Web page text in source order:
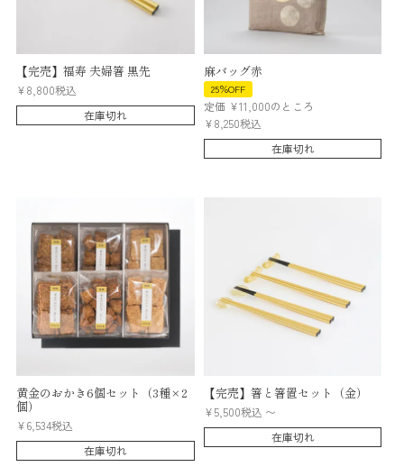
【完売】福寿 夫婦箸 黒先
¥8,800税込
在庫切れ
麻バッグ赤
25％OFF
定価 ¥11,000のところ
¥8,250税込
在庫切れ
黄金のおかき6個セット（3種×2
個）
¥6,534税込
在庫切れ
【完売】箸と箸置セット（金）
¥5,500税込 〜
在庫切れ